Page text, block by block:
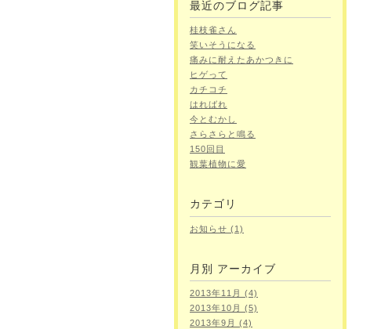
最近のブログ記事
桂枝雀さん
笑いそうになる
痛みに耐えたあかつきに
ヒゲって
カチコチ
はればれ
今とむかし
さらさらと鳴る
150回目
観葉植物に愛
カテゴリ
お知らせ (1)
月別 アーカイブ
2013年11月 (4)
2013年10月 (5)
2013年9月 (4)